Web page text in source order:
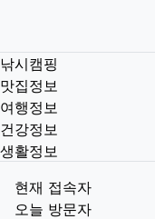
낚시캠핑
맛집정보
여행정보
건강정보
생활정보
현재 접속자
오늘 방문자